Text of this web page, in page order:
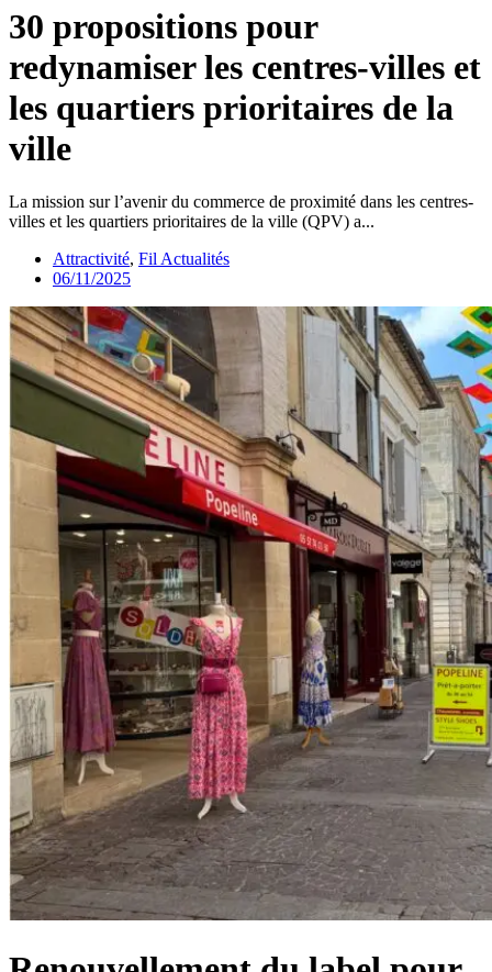
30 propositions pour
redynamiser les centres-villes et
les quartiers prioritaires de la
ville
La mission sur l’avenir du commerce de proximité dans les centres-
villes et les quartiers prioritaires de la ville (QPV) a...
Attractivité, Fil Actualités
06/11/2025